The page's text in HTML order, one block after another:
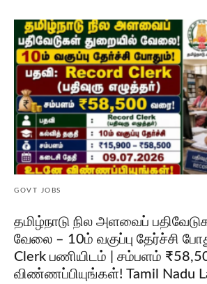
GOVT JOBS
தமிழ்நாடு நில அளவைப்
வேலை – 10ம் வகுப்பு தேர்ச்சி
Clerk பணியிடம் | சம்பளம்
விண்ணப்பியுங்கள்! Tamil Nadu